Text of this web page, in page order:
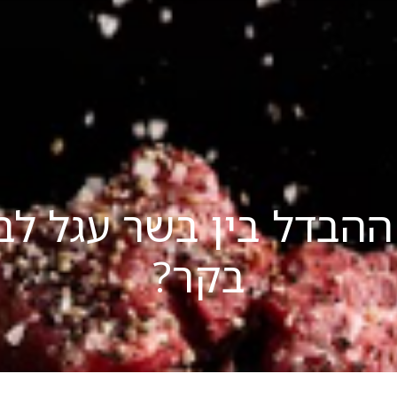
בין בשר עגל
בקר?